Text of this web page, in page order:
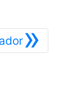
»
Siguiente